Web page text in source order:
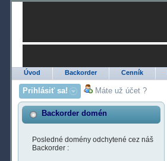
Úvod Backorder Cenník
Prihlásiť sa! Máte už účet ?
Backorder domén
Posledné domény odchytené cez náš
Backorder :